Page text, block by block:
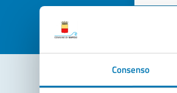
Consenso